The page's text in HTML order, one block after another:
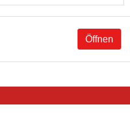
Öffnen